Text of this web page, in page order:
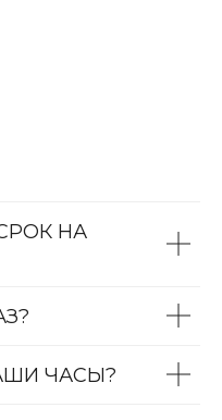
НА
ЧАСЫ?